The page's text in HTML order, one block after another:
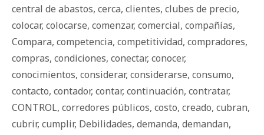
central de abastos, cerca, clientes, clubes de precio,
colocar, colocarse, comenzar, comercial, compañías,
Compara, competencia, competitividad, compradores,
compras, condiciones, conectar, conocer,
conocimientos, considerar, considerarse, consumo,
contacto, contador, contar, continuación, contratar,
CONTROL, corredores públicos, costo, creado, cubran,
cubrir, cumplir, Debilidades, demanda, demandan,